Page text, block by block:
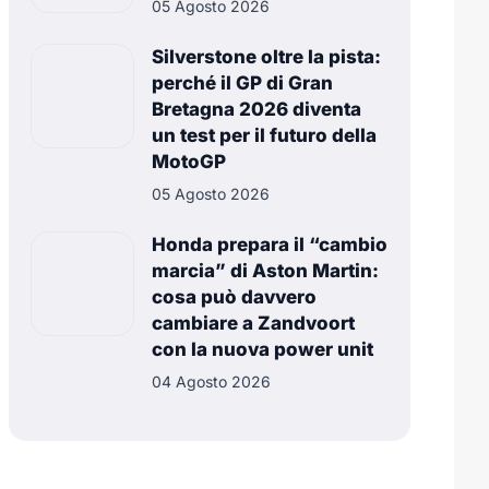
05 Agosto 2026
Silverstone oltre la pista:
perché il GP di Gran
Bretagna 2026 diventa
un test per il futuro della
MotoGP
05 Agosto 2026
Honda prepara il “cambio
marcia” di Aston Martin:
cosa può davvero
cambiare a Zandvoort
con la nuova power unit
04 Agosto 2026